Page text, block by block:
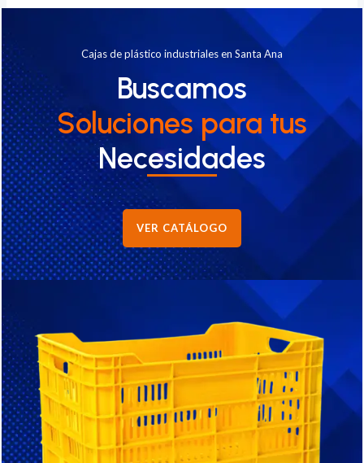
Cajas de plástico industriales en Santa Ana
Buscamos
Soluciones para tus
Necesidades
VER CATÁLOGO